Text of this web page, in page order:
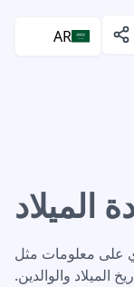
AR
الميلاد
على معلومات مثل
الميلاد والوالدين.